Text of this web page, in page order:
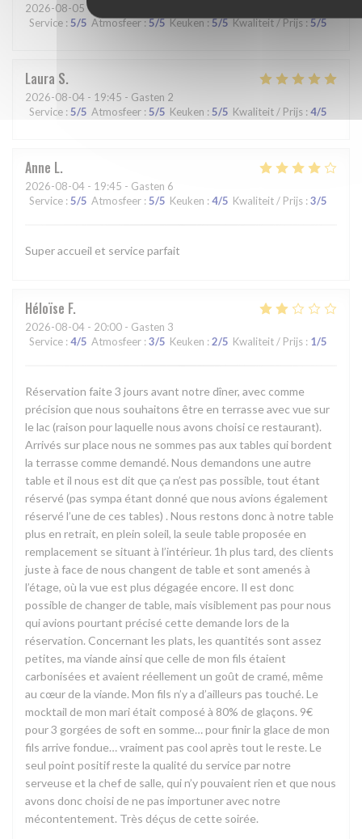
2026-08-05- 19:00 - Gasten 6
Service : 5/5 Atmosfeer:5/5 Keuken:5/5 Kwaliteit / Prijs:5/5
Laura S
2026-08-04 - 19:45 - Gasten 2
Service : 5/5 Atmosfeer : 5/5 Keuken : 5/5 Kwaliteit / Prijs : 4/5
Anne L
2026-08-04 - 19:45 - Gasten 6
Service : 5/5 Atmosfeer : 5/5 Keuken : 4/5 Kwaliteit / Prijs : 3/5
Super accueil et service parfait
Héloïse F
2026-08-04 - 20:00 - Gasten 3
Service : 4/5 Atmosfeer : 3/5 Keuken : 2/5 Kwaliteit / Prijs : 1/5
Réservation faite 3 jours avant notre dîner, avec comme
précision que nous souhaitons être en terrasse avec vue sur
le lac (raison pour laquelle nous avons choisi ce restaurant).
Arrivés sur place nous ne sommes pas aux tables qui bordent
la terrasse comme demandé. Nous demandons une autre
table et il nous est dit que ça n’est pas possible, tout étant
réservé (pas sympa étant donné que nous avions également
réservé l’une de ces tables) . Nous restons donc à notre table
plus en retrait, en plein soleil, la seule table proposée en
remplacement se situant à l’intérieur. 1h plus tard, des clients
juste à face de nous changent de table et sont amenés à
l’étage, où la vue est plus dégagée encore. Il est donc
possible de changer de table, mais visiblement pas pour nous
qui avions pourtant précisé cette demande lors de la
réservation. Concernant les plats, les quantités sont assez
petites, ma viande ainsi que celle de mon fils étaient
carbonisées et avaient réellement un goût de cramé, même
au cœur de la viande. Mon fils n’y a d’ailleurs pas touché. Le
mocktail de mon mari était composé à 80% de glaçons. 9€
pour 3 gorgées de soft en somme… pour finir la glace de mon
fils arrive fondue… vraiment pas cool après tout le reste. Le
seul point positif reste la qualité du service par notre
serveuse et la chef de salle, qui n’y pouvaient rien et que nous
avons donc choisi de ne pas importuner avec notre
mécontentement. Très déçus de cette soirée.